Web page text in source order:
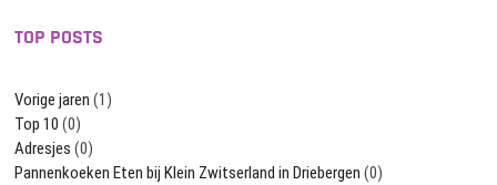
TOP POSTS
Vorige jaren (1)
Top 10 (0)
Adresjes (0)
Pannenkoeken Eten bij Klein Zwitserland in Driebergen (0)